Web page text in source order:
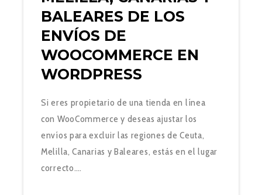
BALEARES DE LOS
ENVÍOS DE
WOOCOMMERCE EN
WORDPRESS
Si eres propietario de una tienda en línea
con WooCommerce y deseas ajustar los
envíos para excluir las regiones de Ceuta,
Melilla, Canarias y Baleares, estás en el lugar
correcto.…